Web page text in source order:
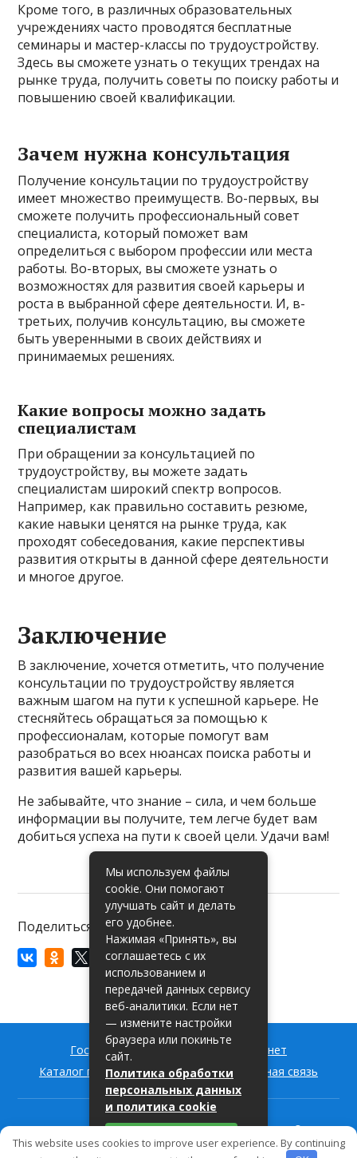
Кроме того, в различных образовательных
учреждениях часто проводятся бесплатные
семинары и мастер-классы по трудоустройству.
Здесь вы сможете узнать о текущих трендах на
рынке труда, получить советы по поиску работы и
повышению своей квалификации.
Зачем нужна консультация
Получение консультации по трудоустройству
имеет множество преимуществ. Во-первых, вы
сможете получить профессиональный совет
специалиста, который поможет вам
определиться с выбором профессии или места
работы. Во-вторых, вы сможете узнать о
возможностях для развития своей карьеры и
роста в выбранной сфере деятельности. И, в-
третьих, получив консультацию, вы сможете
быть уверенными в своих действиях и
принимаемых решениях.
Какие вопросы можно задать
специалистам
При обращении за консультацией по
трудоустройству, вы можете задать
специалистам широкий спектр вопросов.
Например, как правильно составить резюме,
какие навыки ценятся на рынке труда, как
проходят собеседования, какие перспективы
развития открыты в данной сфере деятельности
и многое другое.
Заключение
В заключение, хочется отметить, что получение
консультации по трудоустройству является
важным шагом на пути к успешной карьере. Не
стесняйтесь обращаться за помощью к
профессионалам, которые помогут вам
разобраться во всех нюансах поиска работы и
развития вашей карьеры.
Не забывайте, что знание – сила, и чем больше
информации вы получите, тем легче будет вам
добиться успеха на пути к своей цели. Удачи вам!
Поделиться:
Госуслуги РФ — вход в личный кабинет
Каталог государственных услуг
Обратная связь
Пишем про государственные услуги для россиян© 2026
Информационный ресурс о государственных услугах
Мы используем файлы
cookie. Они помогают
улучшать сайт и делать
его удобнее.
Нажимая «Принять», вы
соглашаетесь с их
использованием и
передачей данных сервису
веб-аналитики. Если нет
— измените настройки
браузера или покиньте
сайт.
Политика обработки
персональных данных
и политика cookie
Принять
This website uses cookies to improve user experience. By continuing